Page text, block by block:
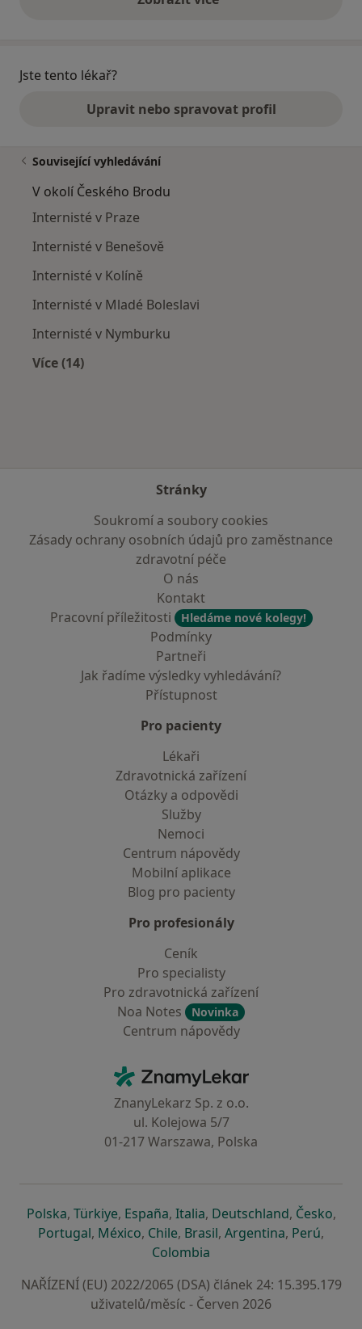
výše uvedené názory
Jste tento lékař?
Upravit nebo spravovat profil
Související vyhledávání
V okolí Českého Brodu
Internisté v Praze
Internisté v Benešově
Internisté v Kolíně
Internisté v Mladé Boleslavi
Internisté v Nymburku
Více (14)
Stránky
Soukromí a soubory cookies
Zásady ochrany osobních údajů pro zaměstnance
zdravotní péče
O nás
Kontakt
Pracovní příležitosti
Hledáme nové kolegy!
Podmínky
Partneři
Jak řadíme výsledky vyhledávání?
Přístupnost
Pro pacienty
Lékaři
Zdravotnická zařízení
Otázky a odpovědi
Služby
Nemoci
Centrum nápovědy
Mobilní aplikace
Blog pro pacienty
Pro profesionály
Ceník
Pro specialisty
Pro zdravotnická zařízení
Noa Notes
Novinka
Centrum nápovědy
ZnamyLekar - Hlavní stránka
ZnanyLekarz Sp. z o.o.
ul. Kolejowa 5/7
01-217 Warszawa, Polska
Polskase otevře v nové záložce
, Türkiyese otevře v nové záložce
, Españase otevře v nové záložce
, Italiase otevře v nové záložce
, Deutschlandse otevře v
, Českose
,
Portugalse otevře v nové záložce
, Méxicose otevře v nové záložce
, Chilese otevře v nové záložce
, Brasilse otevře v nové
, Argentinase otevře v
, Perúse
,
Colombia
NAŘÍZENÍ (EU) 2022/2065 (DSA) článek 24: 15.395.179
uživatelů/měsíc - Červen 2026